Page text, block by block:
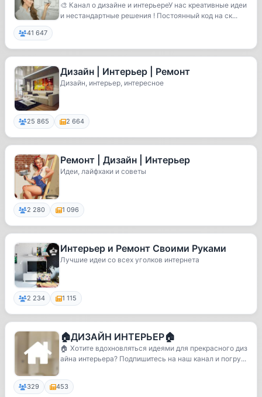
🎨 Канал о дизайне и интерьереУ нас креативные идеи
и нестандартные решения ! Постоянный код на ск...
41 647
Дизайн | Интерьер | Ремонт
Дизайн, интерьер, интересное
25 865 2 664
Ремонт | Дизайн | Интерьер
Идеи, лайфхаки и советы
2 280 1 096
Интерьер и Ремонт Своими Руками
Лучшие идеи со всех уголков интернета
2 234 1 115
🏠ДИЗАЙН ИНТЕРЬЕР🏠
🏠 Хотите вдохновляться идеями для прекрасного диз
айна интерьера? Подпишитесь на наш канал и погру...
329 453